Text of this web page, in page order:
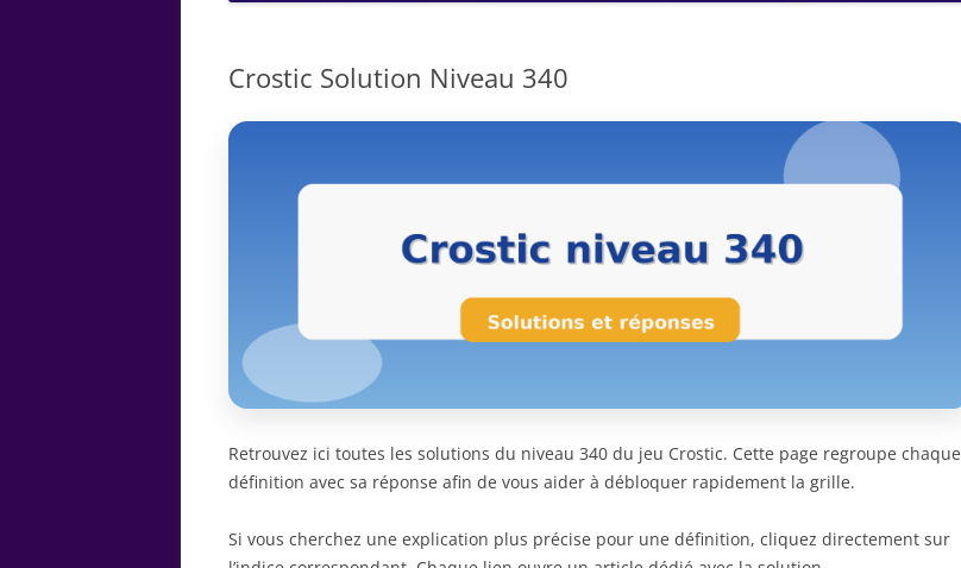
Crostic Solution Niveau 340
Retrouvez ici toutes les solutions du niveau 340 du jeu Crostic. Cette page regroupe chaque
définition avec sa réponse afin de vous aider à débloquer rapidement la grille.
Si vous cherchez une explication plus précise pour une définition, cliquez directement sur